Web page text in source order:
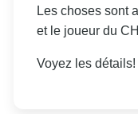
Les choses sont
et le joueur du
Voyez les détails!